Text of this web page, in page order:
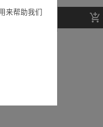
来帮助我们
数量
add_shopping_cart